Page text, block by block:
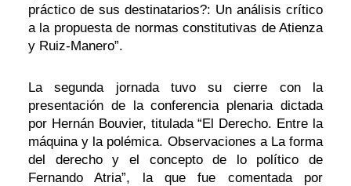
práctico de sus destinatarios?: Un análisis crítico
a la propuesta de normas constitutivas de Atienza
y Ruiz-Manero”.
La segunda jornada tuvo su cierre con la
presentación de la conferencia plenaria dictada
por Hernán Bouvier, titulada “El Derecho. Entre la
máquina y la polémica. Observaciones a La forma
del derecho y el concepto de lo político de
Fernando Atria”, la que fue comentada por